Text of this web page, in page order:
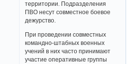
территории. Подразделения
ПВО несут совместное боевое
дежурство.
При проведении совместных
командно-штабных военных
учений в них часто принимают
участие оперативные группы